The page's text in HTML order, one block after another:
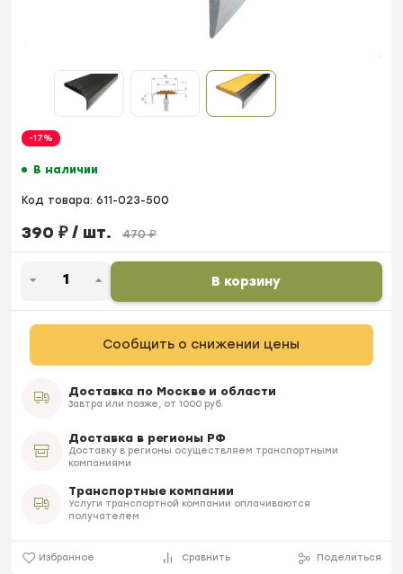
-17%
В наличии
Код товара: 611-023-500
390 ₽/ шт. 470₽
В корзину
Сообщить о снижении цены
Доставка по Москве и области
Завтра или позже, от 1000 руб.
Доставка в регионы РФ
Доставку в регионы осуществляем транспортными
компаниями
Транспортные компании
Услуги транспортной компании оплачиваются
получателем
Избранное Сравнить Поделиться